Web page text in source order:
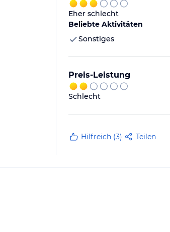
Eher schlecht
Beliebte Aktivitäten
Sonstiges
Preis-Leistung
Schlecht
Hilfreich (3) Teilen